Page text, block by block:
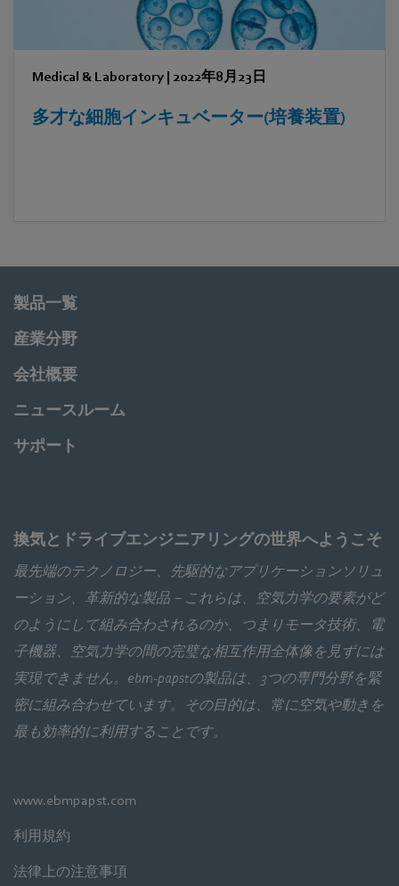
Medical & Laboratory | 2022年8月23日
多才な細胞インキュベーター(培養装置)
製品一覧
産業分野
会社概要
ニュースルーム
サポート
換気とドライブエンジニアリングの世界へようこそ
最先端のテクノロジー、先駆的なアプリケーションソリュ
ーション、革新的な製品－これらは、空気力学の要素がど
のようにして組み合わされるのか、つまりモータ技術、電
子機器、空気力学の間の完璧な相互作用全体像を見ずには
実現できません。ebm‑papstの製品は、3つの専門分野を緊
密に組み合わせています。その目的は、常に空気や動きを
最も効率的に利用することです。
www.ebmpapst.com
利用規約
法律上の注意事項